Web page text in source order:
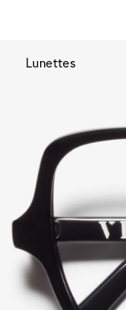
Lunettes